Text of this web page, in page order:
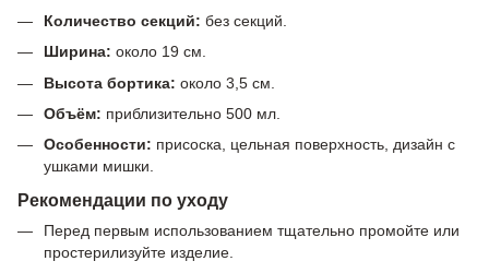
Количество секций: без секций.
Ширина: около 19 см.
Высота бортика: около 3,5 см.
Объём: приблизительно 500 мл.
Особенности: присоска, цельная поверхность, дизайн с
ушками мишки.
Рекомендации по уходу
Перед первым использованием тщательно промойте или
простерилизуйте изделие.